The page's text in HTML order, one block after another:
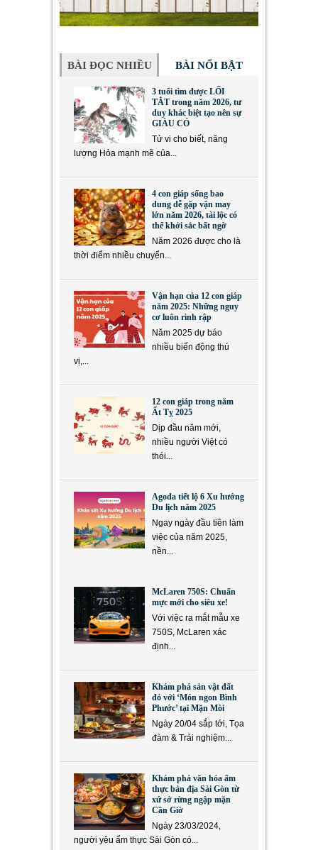
BÀI ĐỌC NHIỀU BÀI NỔI BẬT
3 tuổi tìm được LỐI
TẮT trong năm 2026, tư
duy khác biệt tạo nên sự
GIÀU CÓ
Tử vi cho biết, năng
lượng Hỏa mạnh mẽ của...
4 con giáp sống bao
dung dễ gặp vận may
lớn năm 2026, tài lộc có
thể khởi sắc bất ngờ
Năm 2026 được cho là
thời điểm nhiều chuyển...
Vận hạn của 12 con giáp
năm 2025: Những nguy
cơ luôn rình rập
Năm 2025 dự báo
nhiều biến động thú
vị,...
12 con giáp trong năm
Ất Tỵ 2025
Dịp đầu năm mới,
nhiều người Việt có
thói...
Agoda tiết lộ 6 Xu hướng
Du lịch năm 2025
Ngay ngày đầu tiên làm
việc của năm 2025,
nền...
McLaren 750S: Chuẩn
mực mới cho siêu xe!
Với việc ra mắt mẫu xe
750S, McLaren xác
định...
Khám phá sản vật đất
đỏ với ‘Món ngon Bình
Phước’ tại Mặn Mòi
Ngày 20/04 sắp tới, Tọa
đàm & Trải nghiệm...
Khám phá văn hóa ẩm
thực bản địa Sài Gòn từ
xứ sở rừng ngập mặn
Cần Giờ
Ngày 23/03/2024,
người yêu ẩm thực Sài Gòn có...